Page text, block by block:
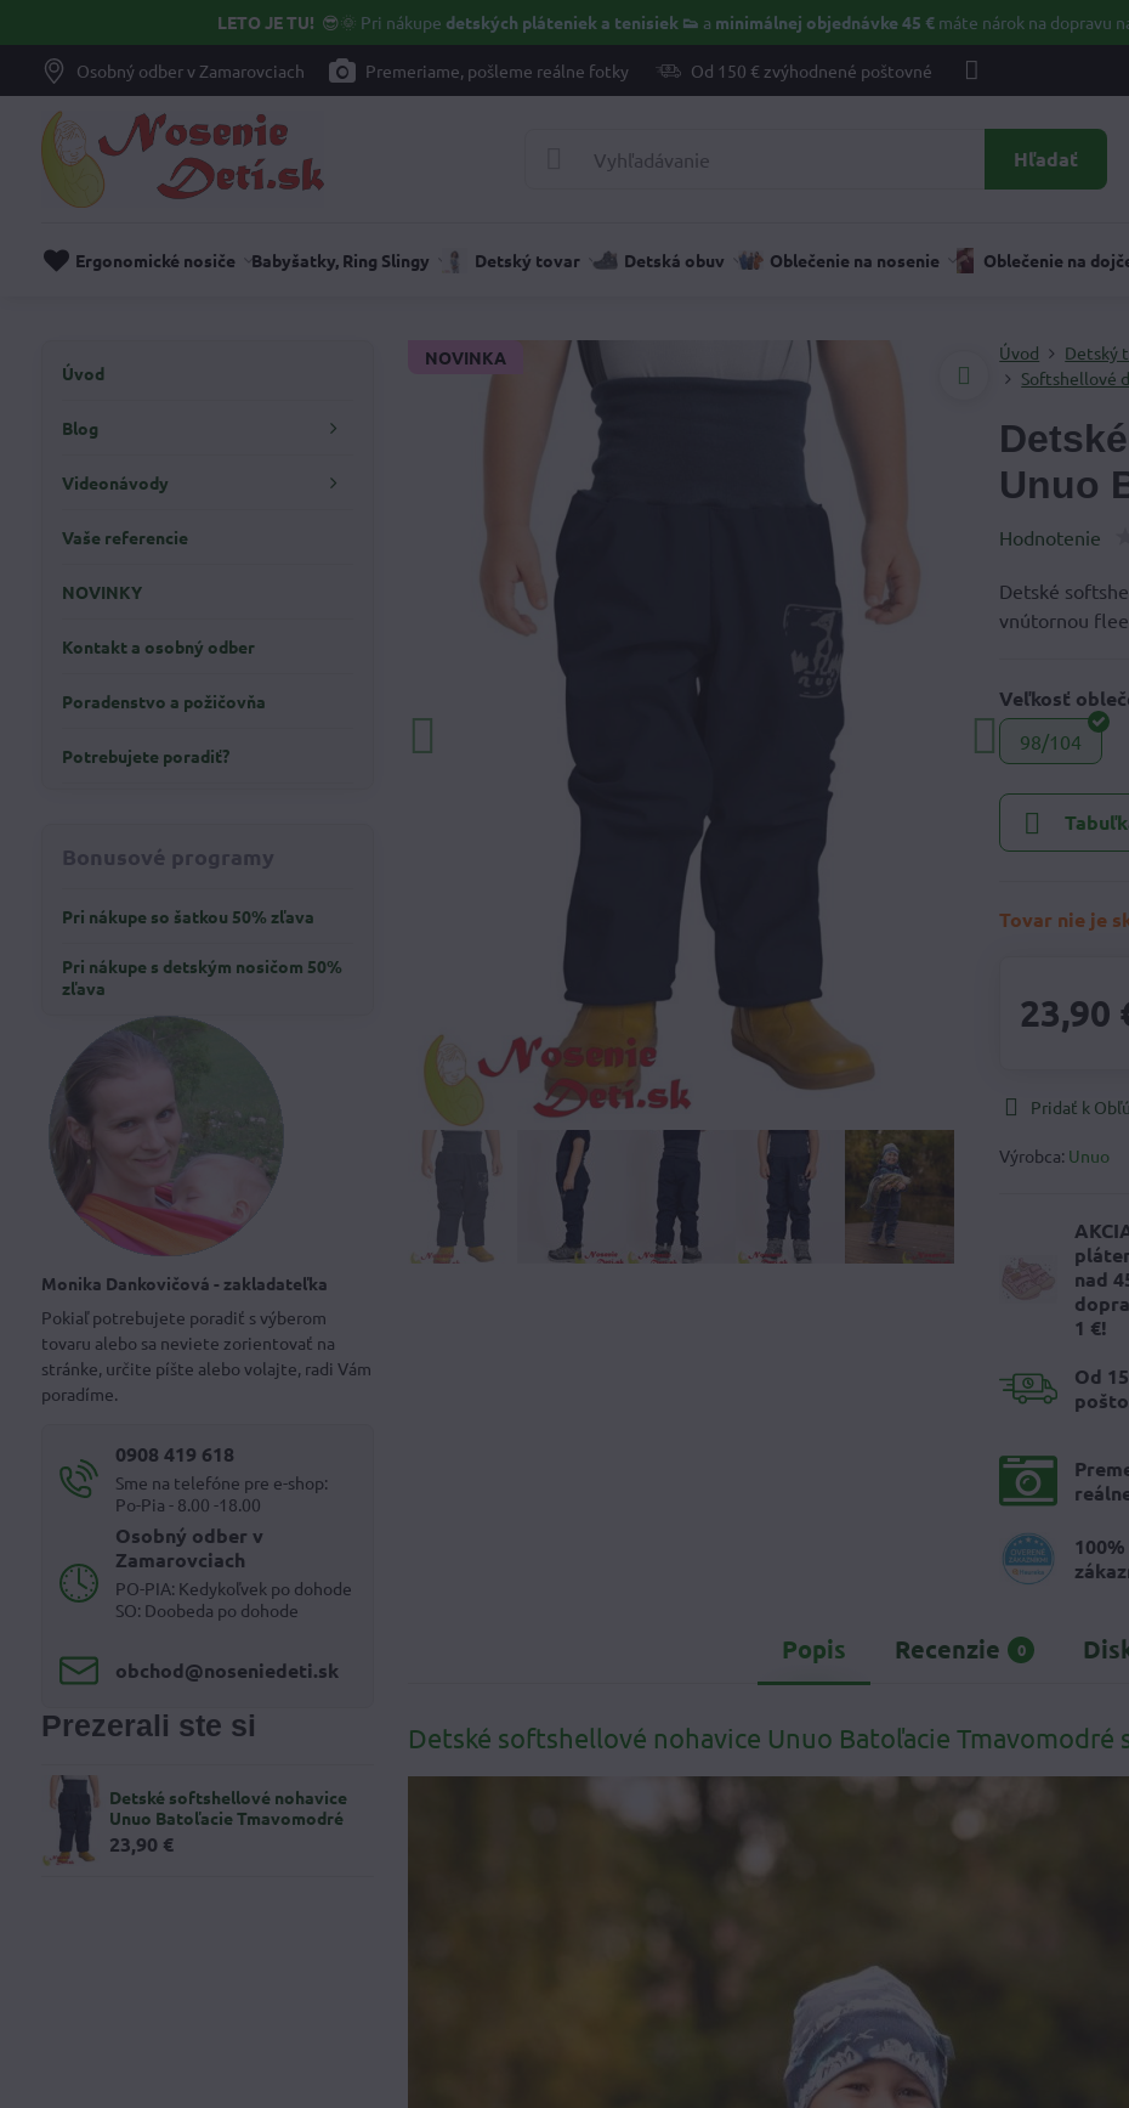
LETO JE TU! 😎🌞 Pri nákupe detských pláteniek a tenisiek 👟 a minimálnej objednávke 45 €máte nárok na dopravu
Osobný odber v Zamarovciach Premeriame, pošleme reálne fotky Od 150 € zvýhodnené poštovné
Hľadať
Ergonomické nosiče Babyšatky, Ring Slingy Detský tovar Detská obuv Oblečenie na nosenie Oblečenie na
NOVINKA Úvod Detský
Softshellové
Unuo
Hodnotenie
Detské
vnútornou
Veľkosť
98/104
Tovar nie je
23,90
Pridať k
Výrobca: Unuo
nad
1 €!
Od
Popis Recenzie 0
Detské softshellové nohavice Unuo Batoľacie
Úvod
Blog
Videonávody
Vaše referencie
NOVINKY
Kontakt a osobný odber
Poradenstvo a požičovňa
Potrebujete poradiť?
Bonusové programy
Pri nákupe so šatkou 50% zľava
Pri nákupe s detským nosičom 50%
zľava
Monika Dankovičová - zakladateľka
Pokiaľ potrebujete poradiť s výberom
tovaru alebo sa neviete zorientovať na
stránke, určite píšte alebo volajte, radi Vám
poradíme.
0908 419 618
Sme na telefóne pre e-shop:
Po-Pia - 8.00 -18.00
Osobný odber v
Zamarovciach
PO-PIA: Kedykoľvek po dohode
SO: Doobeda po dohode
obchod​@noseniedeti​.sk
Prezerali ste si
Detské softshellové nohavice
Unuo Batoľacie Tmavomodré
23,90 €